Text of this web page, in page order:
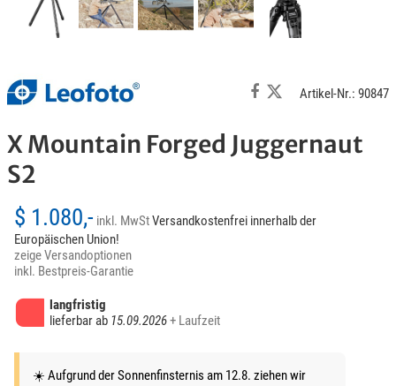
Artikel-Nr.: 90847
X Mountain Forged Juggernaut
S2
$ 1.080,- inkl. MwStVersandkostenfrei innerhalb der
Europäischen Union!
zeige Versandoptionen
inkl. Bestpreis-Garantie
langfristig
lieferbar ab 15.09.2026+ Laufzeit
☀️ Aufgrund der Sonnenfinsternis am 12.8. ziehen wir